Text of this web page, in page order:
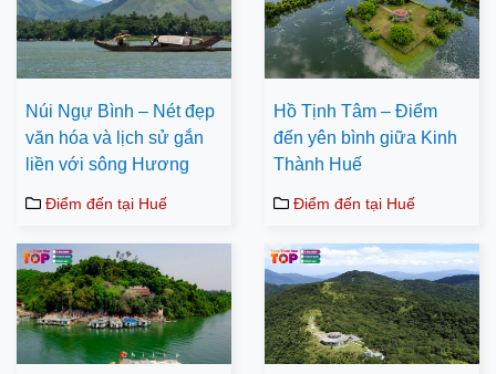
Núi Ngự Bình – Nét đẹp
văn hóa và lịch sử gắn
liền với sông Hương
Điểm đến tại Huế
Hồ Tịnh Tâm – Điểm
đến yên bình giữa Kinh
Thành Huế
Điểm đến tại Huế